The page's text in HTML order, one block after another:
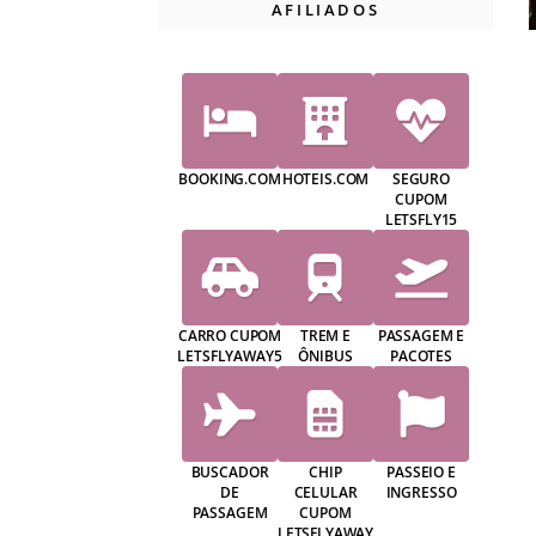
AFILIADOS
BOOKING.COMHOTEIS.COM
SEGURO
CUPOM
LETSFLY15
CARRO CUPOM
LETSFLYAWAY5
TREM E
ÔNIBUS
PASSAGEM E
PACOTES
BUSCADOR
DE
PASSAGEM
CHIP
CELULAR
CUPOM
PASSEIO E
INGRESSO